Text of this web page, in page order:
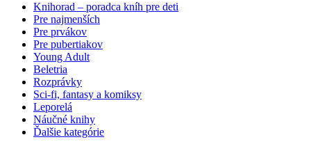
Knihorad – poradca kníh pre deti
Pre najmenších
Pre prvákov
Pre pubertiakov
Young Adult
Beletria
Rozprávky
Sci-fi, fantasy a komiksy
Leporelá
Náučné knihy
Ďalšie kategórie